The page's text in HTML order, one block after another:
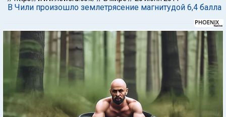
В Чили произошло землетрясение магнитудой 6,4 балла